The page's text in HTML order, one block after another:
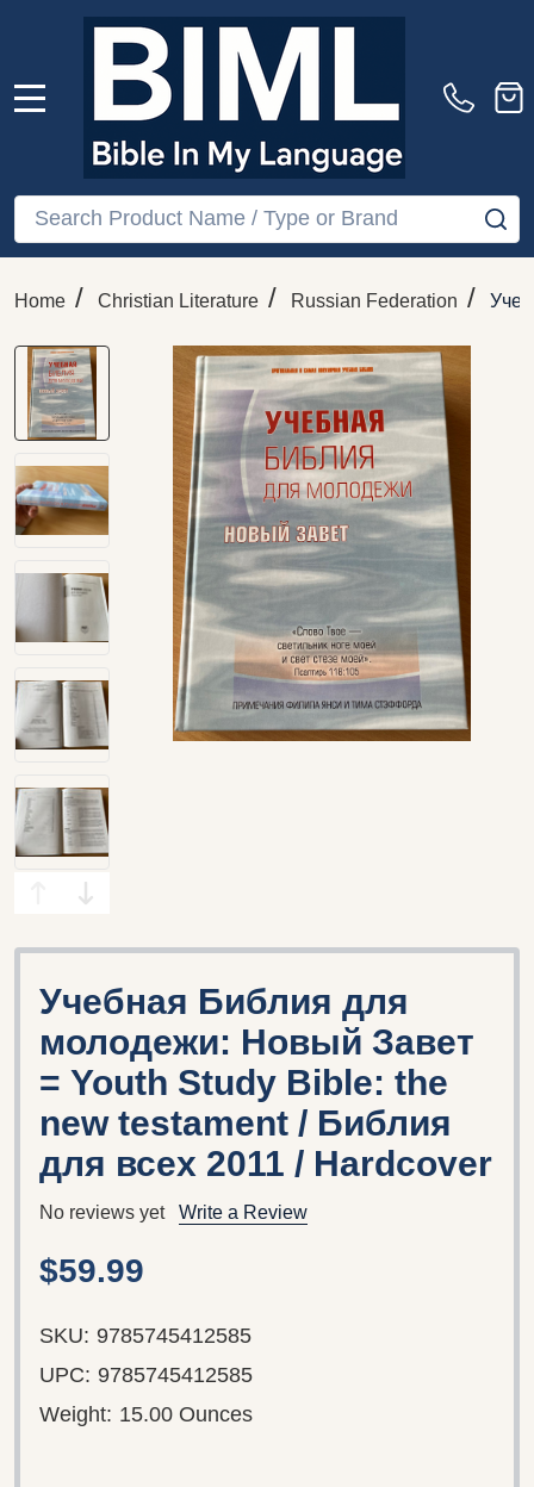
Search
Home / Christian Literature / Russian Federation /
Учебная Библия для
молодежи: Новый Завет
= Youth Study Bible: the
new testament / Библия
для всех 2011 / Hardcover
No reviews yet Write a Review
$59.99
SKU: 9785745412585
UPC: 9785745412585
Weight: 15.00 Ounces